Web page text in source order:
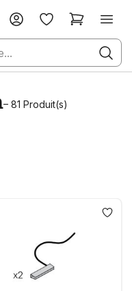
– 81 Produit(s)